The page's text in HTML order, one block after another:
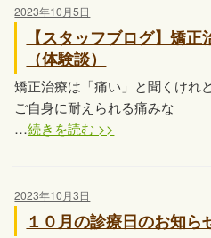
2023年10月5日
【スタッフブログ】矯
（体験談）
矯正治療は「痛い」と聞くけれ
ご自身に耐えられる痛みな
…続きを読む >>
2023年10月3日
１０月の診療日のお知ら